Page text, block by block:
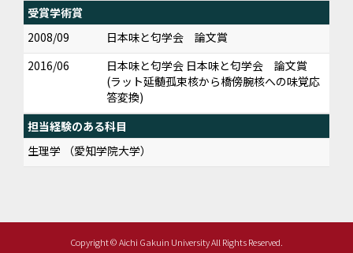
受賞学術賞
2008/09
日本味と匂学会 論文賞
2016/06
日本味と匂学会 日本味と匂学会 論文賞
(ラット延髄孤束核から橋傍腕核への味覚応
答変換)
担当経験のある科目
生理学 （愛知学院大学）
Copyright © Aichi Gakuin University All Rights Reserved.